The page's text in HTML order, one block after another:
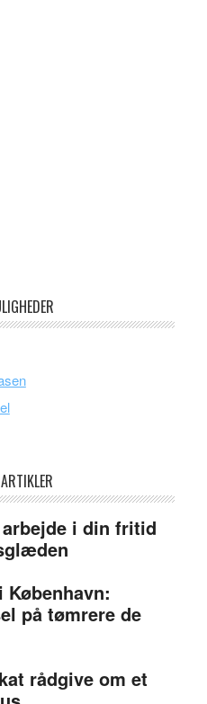
i din fritid
København:
på tømrere de
rådgive om et